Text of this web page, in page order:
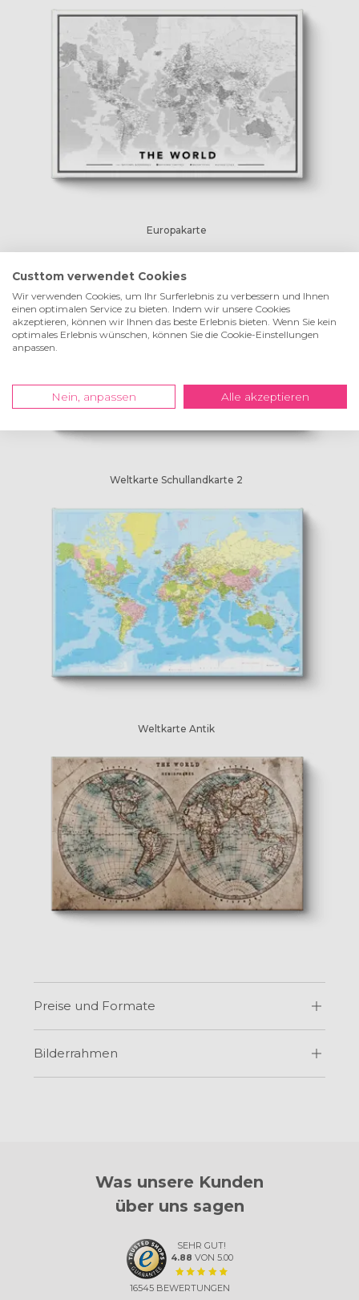
Europakarte
Weltkarte Schullandkarte 2
Weltkarte Antik
Preise und Formate
Bilderrahmen
Was unsere Kunden
über uns sagen
SEHR GUT!
4.88 VON 5.00
16545 BEWERTUNGEN
Custtom verwendet Cookies
Wir verwenden Cookies, um Ihr Surferlebnis zu verbessern und Ihnen
einen optimalen Service zu bieten. Indem wir unsere Cookies
akzeptieren, können wir Ihnen das beste Erlebnis bieten. Wenn Sie kein
optimales Erlebnis wünschen, können Sie die Cookie-Einstellungen
anpassen.
Nein, anpassen Alle akzeptieren